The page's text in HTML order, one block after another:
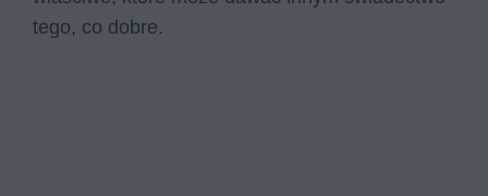
tego, co dobre.